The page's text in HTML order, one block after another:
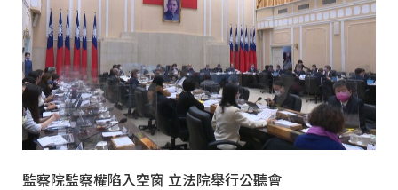
監察院監察權陷入空窗 立法院舉行公聽會